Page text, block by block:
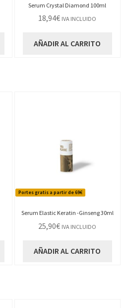
Serum Crystal Diamond 100ml
18,94€ IVA INCLUIDO
AÑADIR AL CARRITO
Portes gratis a partir de 69€
Serum Elastic Keratin -Ginseng 30ml
25,90€ IVA INCLUIDO
AÑADIR AL CARRITO